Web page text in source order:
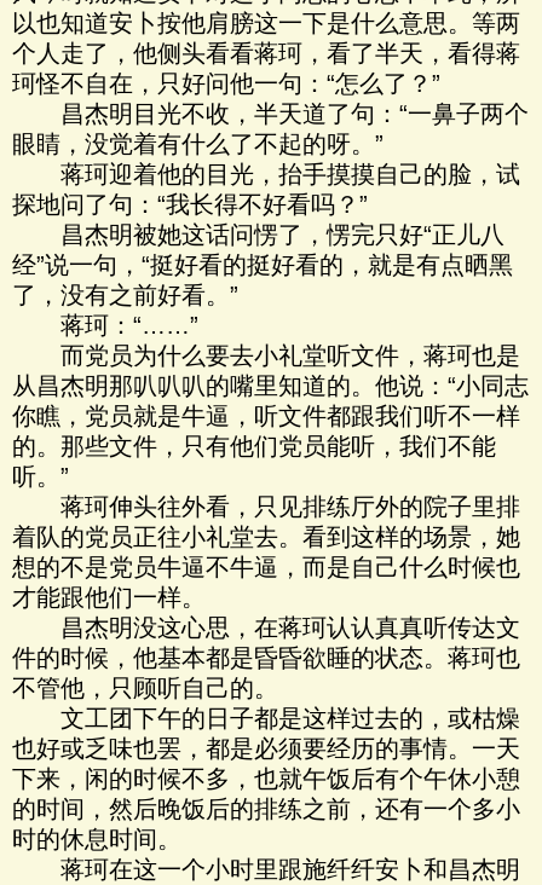
以也知道安卜按他肩膀这一下是什么意思。等两
个人走了，他侧头看看蒋珂，看了半天，看得蒋
珂怪不自在，只好问他一句：“怎么了？”
昌杰明目光不收，半天道了句：“一鼻子两个
眼睛，没觉着有什么了不起的呀。”
蒋珂迎着他的目光，抬手摸摸自己的脸，试
探地问了句：“我长得不好看吗？”
昌杰明被她这话问愣了，愣完只好“正儿八
经”说一句，“挺好看的挺好看的，就是有点晒黑
了，没有之前好看。”
蒋珂：“……”
而党员为什么要去小礼堂听文件，蒋珂也是
从昌杰明那叭叭叭的嘴里知道的。他说：“小同志
你瞧，党员就是牛逼，听文件都跟我们听不一样
的。那些文件，只有他们党员能听，我们不能
听。”
蒋珂伸头往外看，只见排练厅外的院子里排
着队的党员正往小礼堂去。看到这样的场景，她
想的不是党员牛逼不牛逼，而是自己什么时候也
才能跟他们一样。
昌杰明没这心思，在蒋珂认认真真听传达文
件的时候，他基本都是昏昏欲睡的状态。蒋珂也
不管他，只顾听自己的。
文工团下午的日子都是这样过去的，或枯燥
也好或乏味也罢，都是必须要经历的事情。一天
下来，闲的时候不多，也就午饭后有个午休小憩
的时间，然后晚饭后的排练之前，还有一个多小
时的休息时间。
蒋珂在这一个小时里跟施纤纤安卜和昌杰明